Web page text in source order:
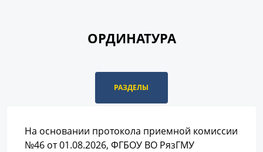
ОРДИНАТУРА
РАЗДЕЛЫ
На основании протокола приемной комиссии
№46 от 01.08.2026, ФГБОУ ВО РязГМУ